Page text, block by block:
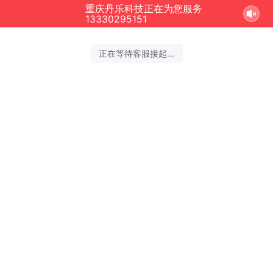
重庆丹乐科技正在为您服务
13330295151
正在等待客服接起...